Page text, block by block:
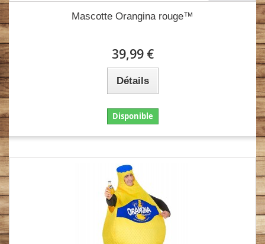
Mascotte Orangina rouge™
39,99 €
Détails
Disponible